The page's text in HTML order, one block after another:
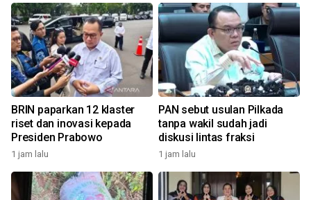
BRIN paparkan 12 klaster
riset dan inovasi kepada
Presiden Prabowo
1 jam lalu
PAN sebut usulan Pilkada
tanpa wakil sudah jadi
diskusi lintas fraksi
1 jam lalu